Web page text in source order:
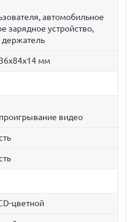
автомобильное
зарядное устройство,
держатель
мм
видео
цветной